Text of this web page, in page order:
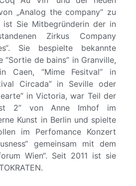
„Analog the company“ zu
ist Sie Mitbegründerin der in
Zirkus Company
Sie bespielte bekannte
“Sortie de bains” in Granville,
Caen, “Mime Fesitval” in
Circada” in Seville oder
in Victoria, war Teil der
2” von Anne Imhof im
Kunst in Berlin und spielte
im Perfomance Konzert
gemeinsam mit dem
Wien“. Seit 2011 ist sie